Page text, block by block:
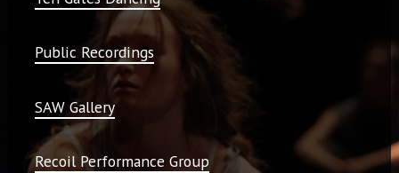
Public Recordings
SAW Gallery
Recoil Performance Group